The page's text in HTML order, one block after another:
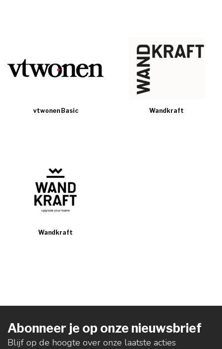
vtwonen Basic Wandkraft
Wandkraft
Abonneer je op onze nieuwsbrief
Blijf op de hoogte over onze laatste acties